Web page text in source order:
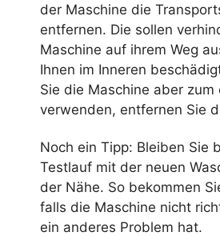
der Maschine die
entfernen. Die sollen
Maschine auf ihrem Weg
Ihnen im Inneren
Sie die Maschine aber zum
verwenden, entfernen Sie
Noch ein Tipp: Bleiben Sie
Testlauf mit der neuen
der Nähe. So bekommen
falls die Maschine nicht
ein anderes Problem hat.